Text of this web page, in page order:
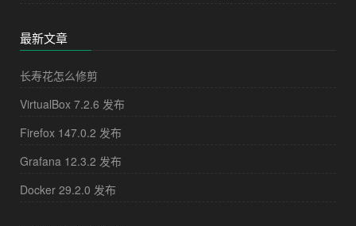
最新文章
长寿花怎么修剪
VirtualBox 7.2.6 发布
Firefox 147.0.2 发布
Grafana 12.3.2 发布
Docker 29.2.0 发布